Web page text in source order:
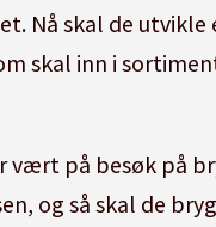
Nå skal de
skal inn i
vært på besøk på
og så skal de